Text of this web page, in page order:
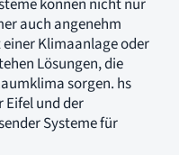
können nicht nur
auch angenehm
Klimaanlage oder
Lösungen, die
sorgen. hs
und der
Systeme für